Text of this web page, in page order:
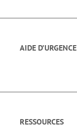
AIDE D’URGENCE
RESSOURCES